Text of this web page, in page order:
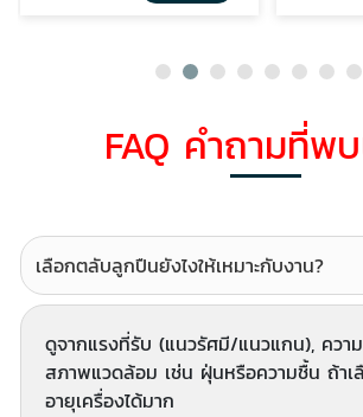
FAQ คำถามที่พ
เลือกตลับลูกปืนยังไงให้เหมาะกับงาน?
ดูจากแรงที่รับ (แนวรัศมี/แนวแกน), ความ
สภาพแวดล้อม เช่น ฝุ่นหรือความชื้น ถ้าเ
อายุเครื่องได้มาก